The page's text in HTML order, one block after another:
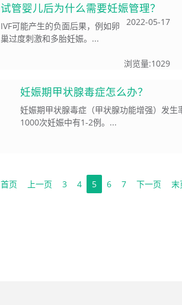
试管婴儿后为什么需要妊娠管理？
2022-05-17
IVF可能产生的负面后果，例如卵
巢过度刺激和多胎妊娠。...
浏览量:1029
妊娠期甲状腺毒症怎么办？
妊娠期甲状腺毒症（甲状腺功能增强）发生
1000次妊娠中有1-2例。...
首页 上一页 3 4 5 6 7 下一页 末